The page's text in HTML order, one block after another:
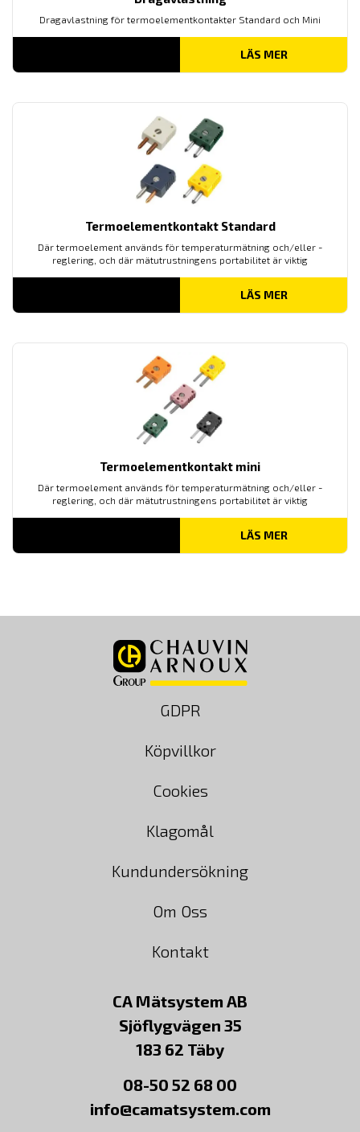
Dragavlastning för termoelementkontakter Standard och Mini
LÄS MER
Termoelementkontakt Standard
Där termoelement används för temperaturmätning och/eller -
reglering, och där mätutrustningens portabilitet är viktig
LÄS MER
Termoelementkontakt mini
Där termoelement används för temperaturmätning och/eller -
reglering, och där mätutrustningens portabilitet är viktig
LÄS MER
GDPR
Köpvillkor
Cookies
Klagomål
Kundundersökning
Om Oss
Kontakt
CA Mätsystem AB
Sjöflygvägen 35
183 62 Täby
08-50 52 68 00
info@camatsystem.com